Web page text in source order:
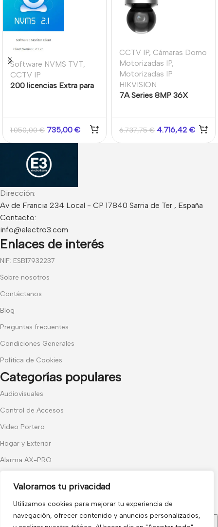
Valoramos tu privacidad
Utilizamos cookies para mejorar tu experiencia de
navegación, ofrecer contenido y anuncios personalizados,
Software NVMS TVT,
CCTV IP
200 licencias Extra para
1.050,00€ 735,00 €
CCTV IP, Cámaras Domo
Motorizadas IP,
Motorizadas IP
HIKVISION
7A Series 8MP 36X
Speed Dome
6.737,75€ 4.716,42 €
Dirección:
Av de Francia 234 Local - CP 17840 Sarria de Ter , España
Contacto:
info@electro3.com
Enlaces de interés
NIF: ESB17932237
Sobre nosotros
Contáctanos
Blog
Preguntas frecuentes
Condiciones Generales
Política de Cookies
Categorías populares
Audiovisuales
Control de Accesos
Video Portero
Hogar y Exterior
Alarma AX-PRO
Únete a nuestras novedades
Recibe las últimas novedades y promociones.